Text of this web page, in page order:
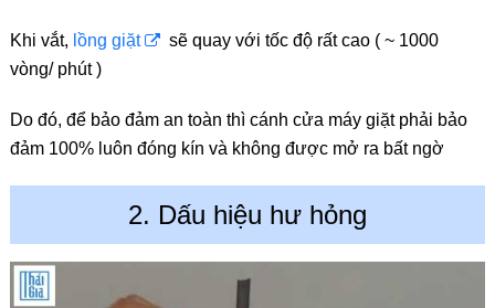
Khi vắt, lồng giặt
sẽ quay với tốc độ rất cao ( ~ 1000
vòng/ phút )
Do đó, để bảo đảm an toàn thì cánh cửa máy giặt phải bảo
đảm 100% luôn đóng kín và không được mở ra bất ngờ
2. Dấu hiệu hư hỏng